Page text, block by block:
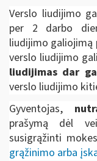
Verslo liudijimo
per 2 darbo
liudijimo galiojimą
verslo liudijimo
liudijimas dar
verslo liudijimo
Gyventojas,
prašymą dėl
susigrąžinti
grąžinimo arba